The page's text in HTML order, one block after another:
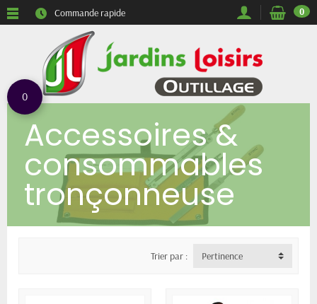
0
Commande rapide 0
Accessoires &
consommables
tronçonneuse
Trier par : Pertinence